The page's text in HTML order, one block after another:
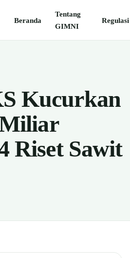
Beranda
Tentang
GIMNI
Regulasi
Kucurkan
Riset Sawit